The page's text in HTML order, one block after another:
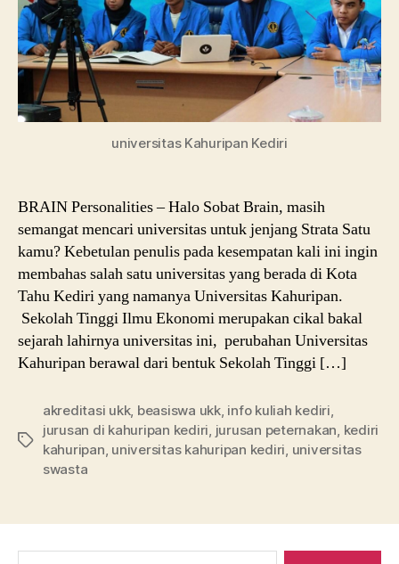
universitas Kahuripan Kediri
BRAIN Personalities – Halo Sobat Brain, masih
semangat mencari universitas untuk jenjang Strata Satu
kamu? Kebetulan penulis pada kesempatan kali ini ingin
membahas salah satu universitas yang berada di Kota
Tahu Kediri yang namanya Universitas Kahuripan.
Sekolah Tinggi Ilmu Ekonomi merupakan cikal bakal
sejarah lahirnya universitas ini, perubahan Universitas
Kahuripan berawal dari bentuk Sekolah Tinggi […]
Tags
akreditasi ukk, beasiswa ukk, info kuliah kediri
jurusan di kahuripan kediri jurusan peternakan kediri
kahuripan universitas kahuripan kediri universitas
swasta